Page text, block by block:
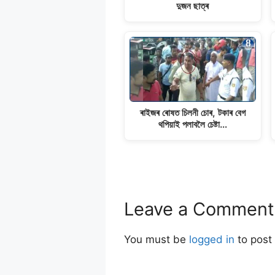
দুজন ছাত্ৰ
ৰাইজৰ ৰোষত চিলনী চোৰ, টকাৰ বেগ
থপিয়াই পলাবলৈ চেষ্টা…
Leave a Comment
You must be logged in to post